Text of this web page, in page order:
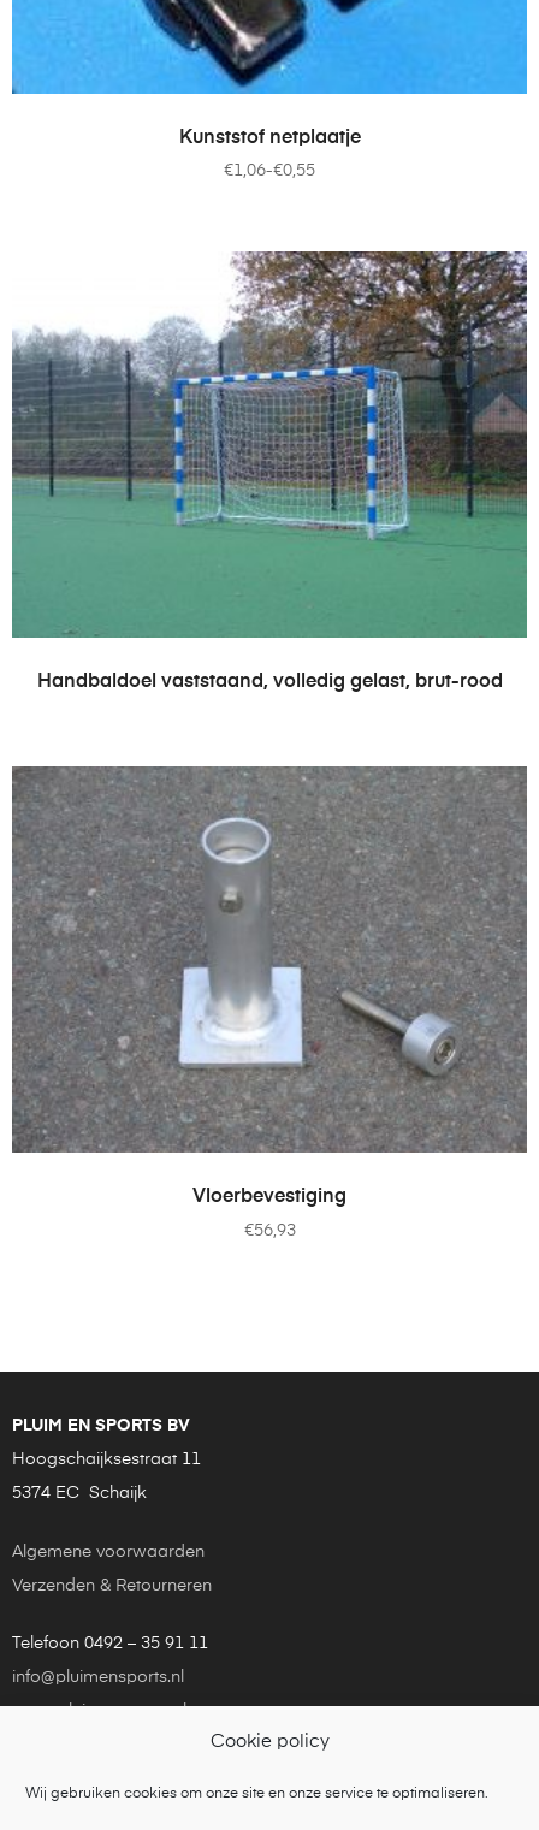
Cookie policy
Wij gebruiken cookies om onze site en onze service te optimaliseren.
OPTIES SELECTEREN
Kunststof netplaatje
€0,55
-
€1,06
LEES VERDER
Handbaldoel vaststaand, volledig gelast, brut-rood
TOEVOEGEN AAN WINKELWAGEN
Vloerbevestiging
€56,93
PLUIM EN SPORTS BV
Hoogschaijksestraat 11
5374 EC Schaijk
Algemene voorwaarden
Verzenden & Retourneren
Telefoon 0492 – 35 91 11
info@pluimensports.nl
www.pluimensports.nl
Copyright © 2021Pluim en Sports is een onderdeel van